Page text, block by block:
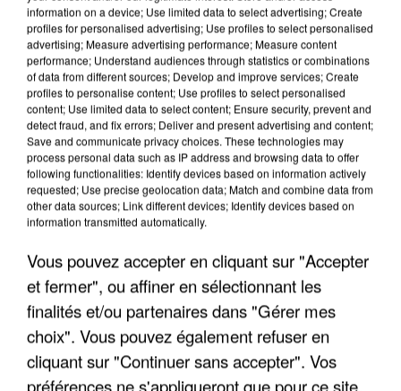
LES INTERVIEWS CHANTE
FRANCE
Voir plus
"JE SUIS À DISPOSITION DES
ENFOIRÉS"
"ON A TOUS LE TRAC"
information on a device; Use limited data to select advertising; Create
profiles for personalised advertising; Use profiles to select personalised
advertising; Measure advertising performance; Measure content
performance; Understand audiences through statistics or combinations
of data from different sources; Develop and improve services; Create
profiles to personalise content; Use profiles to select personalised
content; Use limited data to select content; Ensure security, prevent and
detect fraud, and fix errors; Deliver and present advertising and content;
Save and communicate privacy choices. These technologies may
process personal data such as IP address and browsing data to offer
following functionalities: Identify devices based on information actively
requested; Use precise geolocation data; Match and combine data from
other data sources; Link different devices; Identify devices based on
information transmitted automatically.
Vous pouvez accepter en cliquant sur "Accepter
et fermer", ou affiner en sélectionnant les
finalités et/ou partenaires dans "Gérer mes
choix". Vous pouvez également refuser en
cliquant sur "Continuer sans accepter". Vos
préférences ne s'appliqueront que pour ce site.